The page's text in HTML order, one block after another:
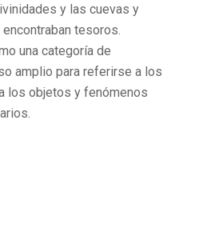
y las cuevas y
tesoros.
una categoría de
amplio para referirse a los
los objetos y fenómenos